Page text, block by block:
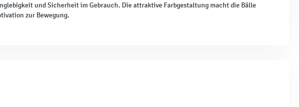
und Sicherheit im Gebrauch. Die attraktive Farbgestaltung macht die Bälle
zur Bewegung.